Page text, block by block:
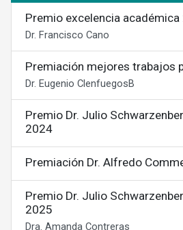
Premio excelencia
Dr. Francisco Cano
Premiación mejores trabajos
Dr. Eugenio ClenfuegosB
Premio Dr. Julio
2024
Premiación Dr. Alfredo
Premio Dr. Julio
2025
Dra. Amanda Contreras